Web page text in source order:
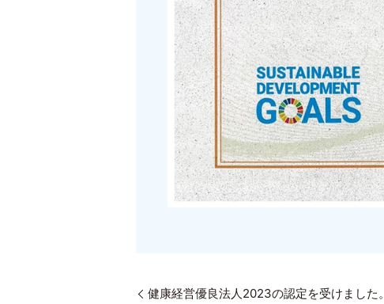
健康経営優良法人2023の認定を受けました。